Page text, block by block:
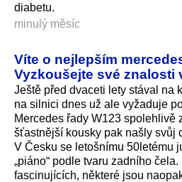
diabetu.
minulý měsíc
Víte o nejlepším
Vyzkoušejte své znalosti
Ještě před dvaceti lety stával na
na silnici dnes už ale vyžaduje
Mercedes řady W123 spolehlivě
šťastnější kousky pak našly svůj
V Česku se letošnímu 50letému
„piáno“ podle tvaru zadního
fascinujících, některé jsou